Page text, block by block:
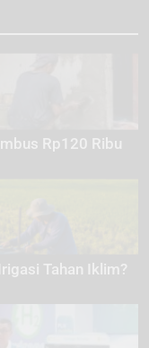
Rp120 Ribu
Tahan Iklim?